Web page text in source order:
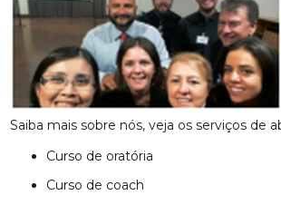
Saiba mais sobre nós, veja os serviços de
curso de oratória
curso de coach